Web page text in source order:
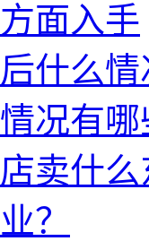
面入手
什么
况有哪
卖什
？